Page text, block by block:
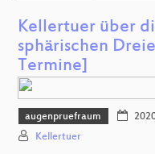
Kellertuer über
sphärischen
Termine]
augenpruefraum
Kellertuer